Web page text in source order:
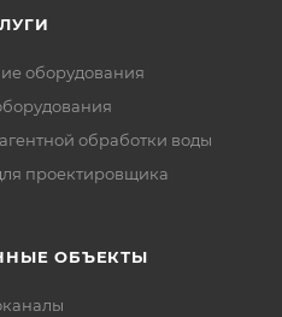
оборудования
обработки воды
проектировщика
ОБЪЕКТЫ